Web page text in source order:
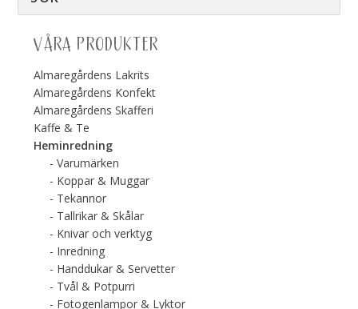
VÅRA PRODUKTER
Almaregårdens Lakrits
Almaregårdens Konfekt
Almaregårdens Skafferi
Kaffe & Te
Heminredning
Varumärken
Koppar & Muggar
Tekannor
Tallrikar & Skålar
Knivar och verktyg
Inredning
Handdukar & Servetter
Tvål & Potpurri
Fotogenlampor & Lyktor